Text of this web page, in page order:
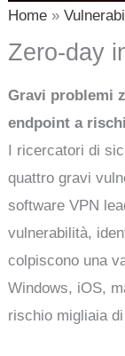
Home
Zero-day
Gravi problemi
endpoint a
I ricercatori di
quattro gravi
software VPN
vulnerabilità,
colpiscono una
Windows, iOS,
rischio migliaia